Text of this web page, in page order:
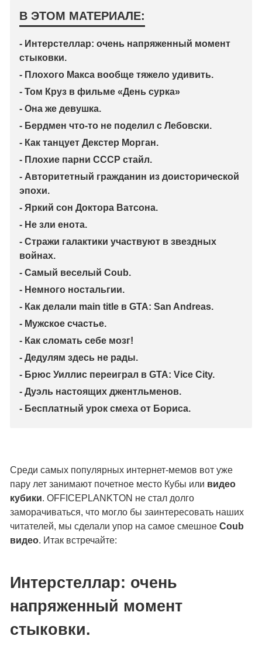
В ЭТОМ МАТЕРИАЛЕ:
- Интерстеллар: очень напряженный момент
стыковки.
- Плохого Макса вообще тяжело удивить.
- Том Круз в фильме «День сурка»
- Она же девушка.
- Бердмен что-то не поделил с Лебовски.
- Как танцует Декстер Морган.
- Плохие парни СССР стайл.
- Авторитетный гражданин из доисторической
эпохи.
- Яркий сон Доктора Ватсона.
- Не зли енота.
- Стражи галактики участвуют в звездных
войнах.
- Самый веселый Coub.
- Немного ностальгии.
- Как делали main title в GTA: San Andreas.
- Мужское счастье.
- Как сломать себе мозг!
- Дедулям здесь не рады.
- Брюс Уиллис переиграл в GTA: Vice City.
- Дуэль настоящих джентльменов.
- Бесплатный урок смеха от Бориса.
Среди самых популярных интернет-мемов вот уже
пару лет занимают почетное место Кубы или видео
кубики. OFFICEPLANKTON не стал долго
заморачиваться, что могло бы заинтересовать наших
читателей, мы сделали упор на самое смешное Coub
видео. Итак встречайте:
Интерстеллар: очень
напряженный момент
стыковки.